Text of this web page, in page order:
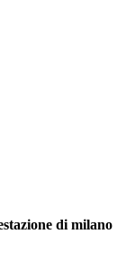
di milano